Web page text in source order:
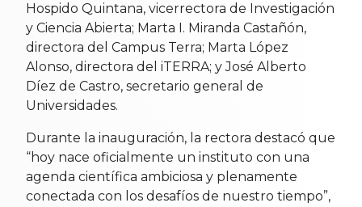
Hospido Quintana, vicerrectora de Investigación
y Ciencia Abierta; Marta I. Miranda Castañón,
directora del Campus Terra; Marta López
Alonso, directora del iTERRA; y José Alberto
Díez de Castro, secretario general de
Universidades.
Durante la inauguración, la rectora destacó que
“hoy nace oficialmente un instituto con una
agenda científica ambiciosa y plenamente
conectada con los desafíos de nuestro tiempo”,